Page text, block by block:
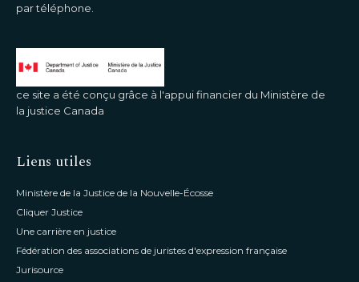
par téléphone.
ce site a été conçu grâce à l'appui financier du Ministère de
la justice Canada
Liens utiles
Ministère de la Justice de la Nouvelle-Écosse
Cliquer Justice
Une carrière en justice
Fédération des associations de juristes d'expression française
Jurisource